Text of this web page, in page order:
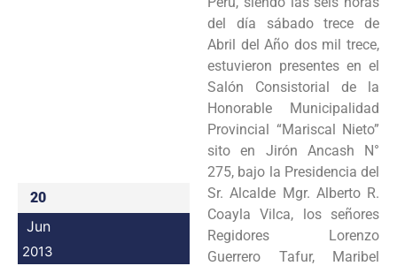
Intranet
20
Jun
2013
del día sábado trece de
Abril del Año dos mil trece,
estuvieron presentes en el
Salón Consistorial de la
Honorable Municipalidad
Provincial “Mariscal Nieto”
sito en Jirón Ancash N°
275, bajo la Presidencia del
Sr. Alcalde Mgr. Alberto R.
Coayla Vilca, los señores
Regidores Lorenzo
Guerrero Tafur, Maribel